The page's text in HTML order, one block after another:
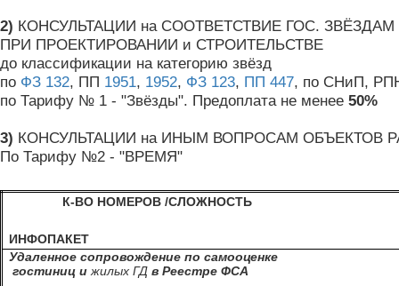
2) КОНСУЛЬТАЦИИ на СООТВЕТСТВИЕ ГОС. ЗВЁЗДАМ
ПРИ ПРОЕКТИРОВАНИИ и СТРОИТЕЛЬСТВЕ
до классификации на категорию звёзд
по ФЗ 132, ПП 1951, 1952, ФЗ 123, ПП 447, по СНиП,
по Тарифу № 1 - "Звёзды". Предоплата не менее 50%
3) КОНСУЛЬТАЦИИ на ИНЫМ ВОПРОСАМ ОБЪЕКТОВ
По Тарифу №2 - "ВРЕМЯ"
К-ВО НОМЕРОВ /СЛОЖНОСТЬ
ИНФОПАКЕТ
Удаленное сопровождениепо самооценке
гостиниц ижилых ГДв Реестре ФСА